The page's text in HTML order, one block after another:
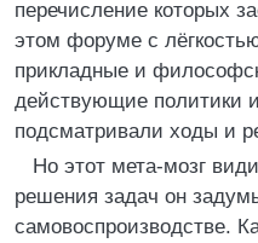
перечисление которых
этом форуме с
прикладные и
действующие политики
подсматривали ходы и
Но этот мета-мозг
решения задач он
самовоспроизводстве.